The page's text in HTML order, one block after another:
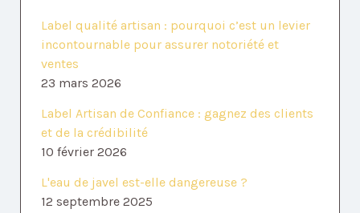
Label qualité artisan : pourquoi c’est un levier
incontournable pour assurer notoriété et
ventes
23 mars 2026
Label Artisan de Confiance : gagnez des clients
et de la crédibilité
10 février 2026
L'eau de javel est-elle dangereuse ?
12 septembre 2025